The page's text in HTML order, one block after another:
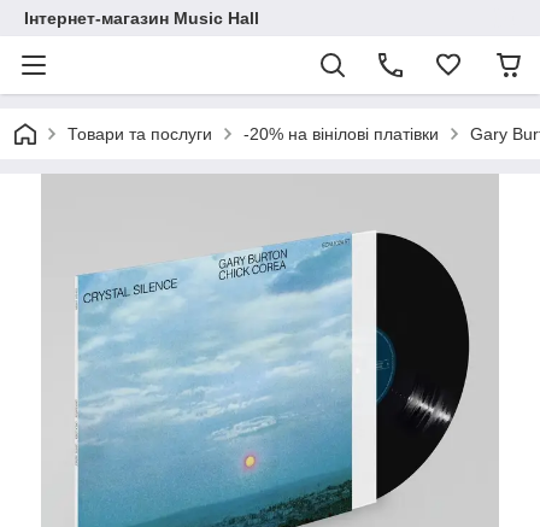
Інтернет-магазин Music Hall
Товари та послуги -20% на вінілові платівки Gary